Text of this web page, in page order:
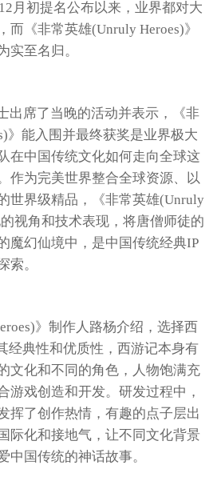
月初提名公布以来，业界都对大
而《非常英雄(Unruly Heroes)》
实至名归。
出席了当晚的活动并表示，《非
》能入围并最终获奖是业界极大
在中国传统文化如何走向全球这
作为完美世界整合全球资源、以
世界级精品，《非常英雄(Unruly
视角和技术表现，将唐僧师徒的
魔幻仙境中，是中国传统经典IP
索。
》制作人路杨介绍，选择西
经典性和优质性，西游记本身有
文化和不同的角色，人物饱满充
游戏创造和开发。研发过程中，
挥了创作热情，有趣的点子层出
际化和接地气，让不同文化背景
中国传统的神话故事。